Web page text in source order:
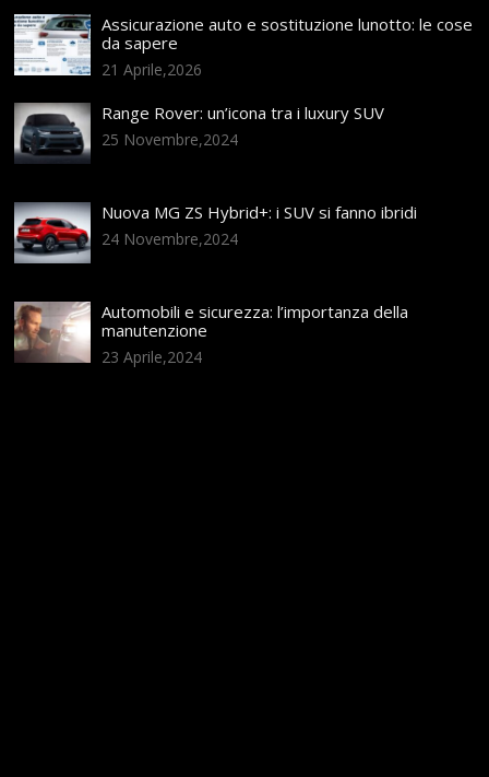
Assicurazione auto e sostituzione lunotto: le cose
da sapere
21 Aprile,2026
Range Rover: un’icona tra i luxury SUV
25 Novembre,2024
Nuova MG ZS Hybrid+: i SUV si fanno ibridi
24 Novembre,2024
Automobili e sicurezza: l’importanza della
manutenzione
23 Aprile,2024